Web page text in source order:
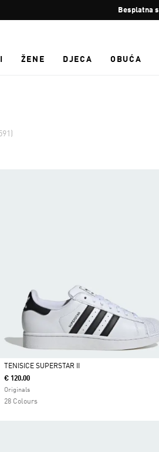
ŽENE DJECA OBUĆA
Da
TENISICE SUPERSTAR II
€ 120.00
Originals
28 Colours